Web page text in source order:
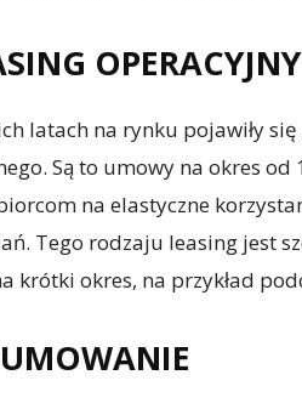
latach na rynku pojawiły
Są to umowy na okres
na elastyczne
Tego rodzaju leasing jest
krótki okres, na przykład